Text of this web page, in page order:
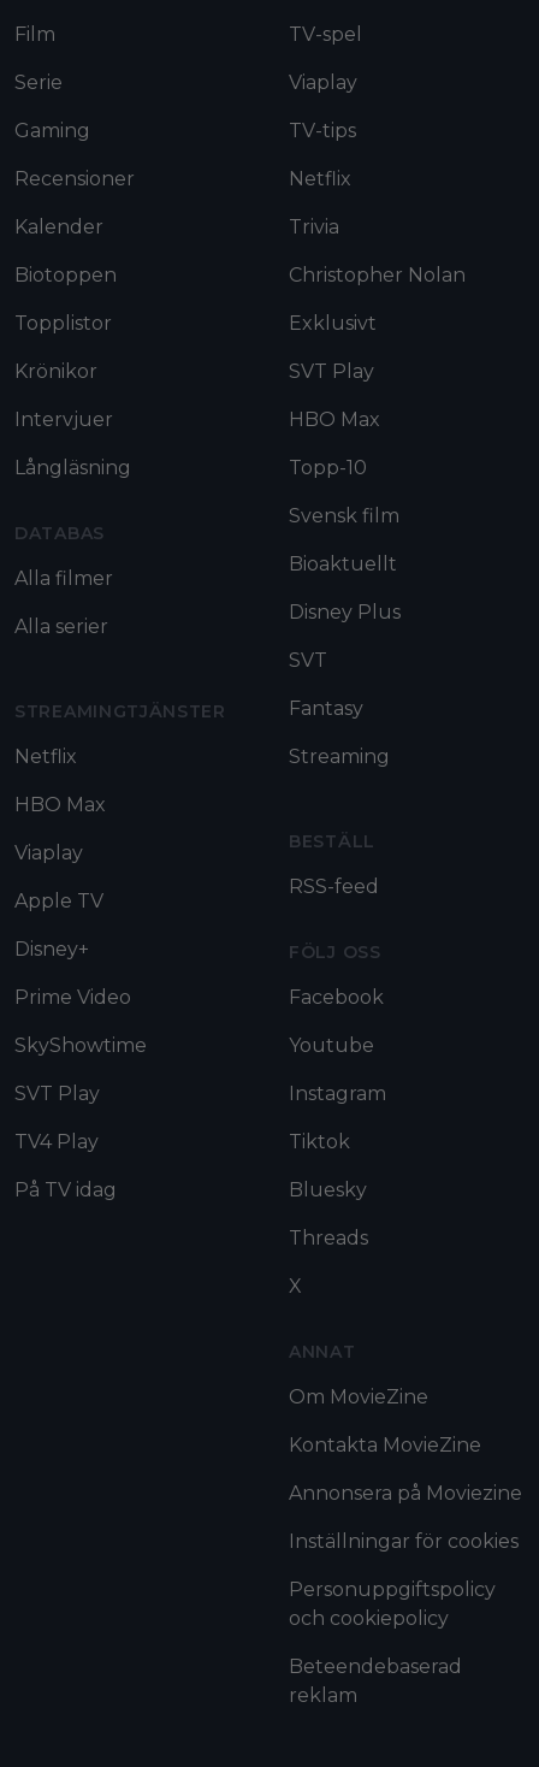
Film
Serie
Gaming
Recensioner
Kalender
Biotoppen
Topplistor
Krönikor
Intervjuer
Långläsning
DATABAS
Alla filmer
Alla serier
STREAMINGTJÄNSTER
Netflix
HBO Max
Viaplay
Apple TV
Disney+
Prime Video
SkyShowtime
SVT Play
TV4 Play
På TV idag
TV-spel
Viaplay
TV-tips
Netflix
Trivia
Christopher Nolan
Exklusivt
SVT Play
HBO Max
Topp-10
Svensk film
Bioaktuellt
Disney Plus
SVT
Fantasy
Streaming
BESTÄLL
RSS-feed
FÖLJ OSS
Facebook
Youtube
Instagram
Tiktok
Bluesky
Threads
X
ANNAT
Om MovieZine
Kontakta MovieZine
Annonsera på Moviezine
Inställningar för cookies
Personuppgiftspolicy
och cookiepolicy
Beteendebaserad
reklam